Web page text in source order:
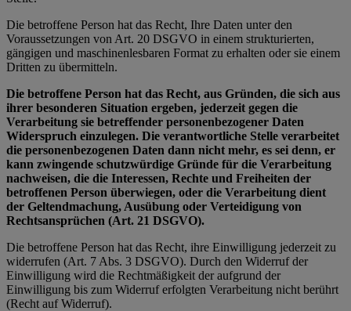
Die betroffene Person hat das Recht, Ihre Daten unter den
Voraussetzungen von Art. 20 DSGVO in einem strukturierten,
gängigen und maschinenlesbaren Format zu erhalten oder sie einem
Dritten zu übermitteln.
Die betroffene Person hat das Recht, aus Gründen, die sich aus
ihrer besonderen Situation ergeben, jederzeit gegen die
Verarbeitung sie betreffender personenbezogener Daten
Widerspruch einzulegen. Die verantwortliche Stelle verarbeitet
die personenbezogenen Daten dann nicht mehr, es sei denn, er
kann zwingende schutzwürdige Gründe für die Verarbeitung
nachweisen, die die Interessen, Rechte und Freiheiten der
betroffenen Person überwiegen, oder die Verarbeitung dient
der Geltendmachung, Ausübung oder Verteidigung von
Rechtsansprüchen (Art. 21 DSGVO).
Die betroffene Person hat das Recht, ihre Einwilligung jederzeit zu
widerrufen (Art. 7 Abs. 3 DSGVO). Durch den Widerruf der
Einwilligung wird die Rechtmäßigkeit der aufgrund der
Einwilligung bis zum Widerruf erfolgten Verarbeitung nicht berührt
(Recht auf Widerruf).